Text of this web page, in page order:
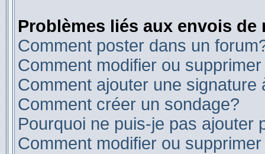
Problèmes liés aux envois de
Comment poster dans un
Comment modifier ou
Comment ajouter une signature
Comment créer un sondage?
Pourquoi ne puis-je pas ajouter
Comment modifier ou